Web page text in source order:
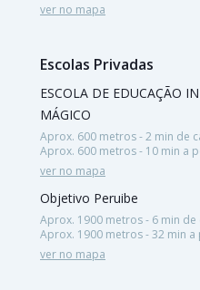
ver no mapa
Escolas Privadas
ESCOLA DE EDUCAÇÃO
MÁGICO
Aprox. 600 metros - 2 min de
Aprox. 600 metros - 10 min a
ver no mapa
Objetivo Peruibe
Aprox. 1900 metros - 6 min de
Aprox. 1900 metros - 32 min a
ver no mapa